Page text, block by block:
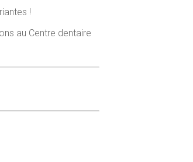
!
au Centre dentaire